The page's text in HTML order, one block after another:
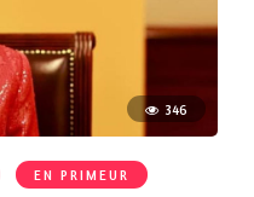
346
EN PRIMEUR